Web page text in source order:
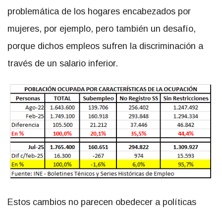
problemática de los hogares encabezados por
mujeres, por ejemplo, pero también un desafío,
porque dichos empleos sufren la discriminación a
través de un salario inferior.
Estos cambios no parecen obedecer a políticas